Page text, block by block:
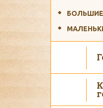
БОЛЬШИЕ